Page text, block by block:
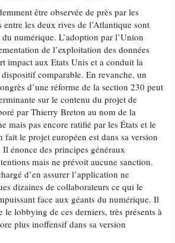
être observée de près par les
entre les deux rives de l’Atlantique sont
numérique. L’adoption par l’Union
de l’exploitation des données
impact aux Etats Unis et a conduit la
comparable. En revanche, un
d’une réforme de la section 230 peut
sur le contenu du projet de
par Thierry Breton au nom de la
mais pas encore ratifié par les États et le
fait le projet européen est dans sa version
énonce des principes généraux
mais ne prévoit aucune sanction.
d’en assurer l’application ne
dizaines de collaborateurs ce qui le
face aux géants du numérique. Il
le lobbying de ces derniers, très présents à
plus inoffensif dans sa version